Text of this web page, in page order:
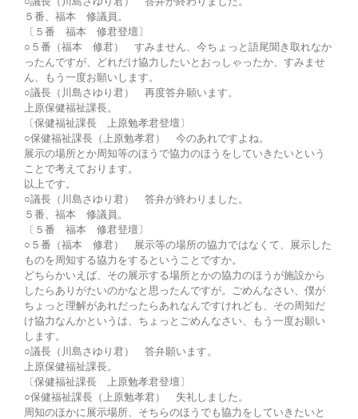
５番、福本 修議員。
〔５番 福本 修君登壇〕
○５番（福本 修君） すみません、今ちょっと語尾聞き取れなか
ったんですが、どれだけ協力したいとおっしゃったか、すみませ
ん、もう一度お願いします。
○議長（川島さゆり君） 再度答弁願います。
上原保健福祉課長。
〔保健福祉課長 上原勉孝君登壇〕
○保健福祉課長（上原勉孝君） 今のあれですよね。
展示の場所とか周知等のほうで協力のほうをしていきたいという
ことで考えております。
以上です。
○議長（川島さゆり君） 答弁が終わりました。
５番、福本 修議員。
〔５番 福本 修君登壇〕
○５番（福本 修君） 展示等の場所の協力ではなくて、展示した
ものを周知する協力をするということですか。
どちらかいえば、その展示する場所とかの協力のほうが施設から
したらありがたいのかなと思ったんですが。ごめんなさい、僕が
ちょっと理解があれだったらあれなんですけれども、その周知だ
け協力なんかというは、ちょっとごめんなさい、もう一度お願い
します。
○議長（川島さゆり君） 答弁願います。
上原保健福祉課長。
〔保健福祉課長 上原勉孝君登壇〕
○保健福祉課長（上原勉孝君） 失礼しました。
周知のほかに展示場所、そちらのほうでも協力をしていきたいと